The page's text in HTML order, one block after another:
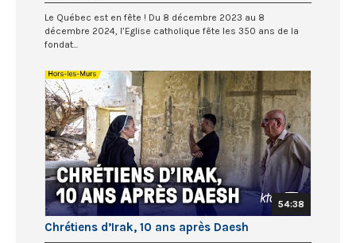
Le Québec est en fête ! Du 8 décembre 2023 au 8
décembre 2024, l’Eglise catholique fête les 350 ans de la
fondat...
54:38
Chrétiens d’Irak, 10 ans après Daesh